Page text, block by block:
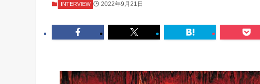
INTERVIEW 2022年9月21日